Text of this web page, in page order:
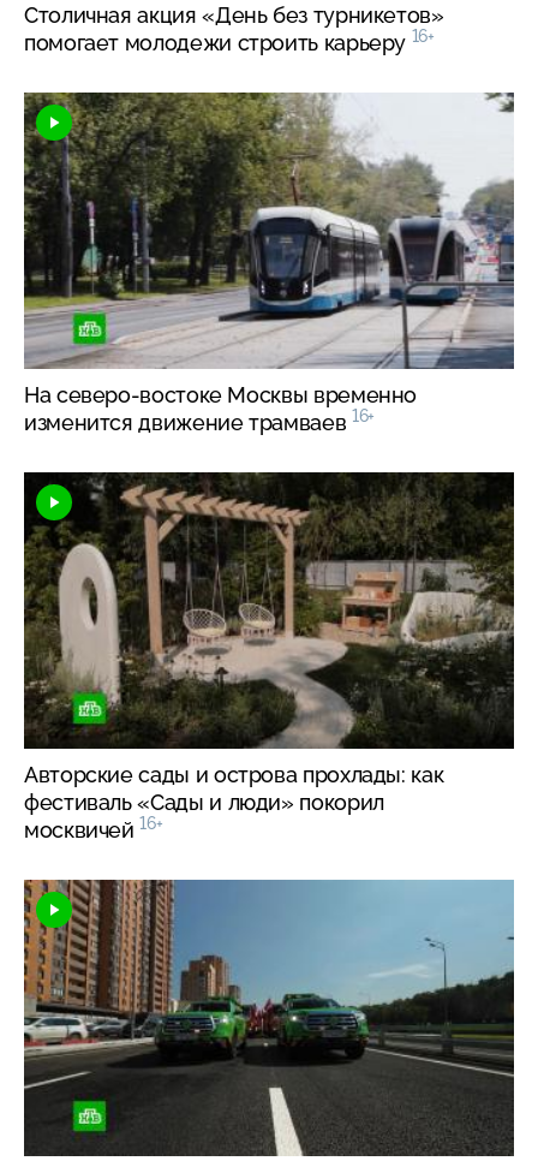
Столичная акция «День без турникетов»
помогает молодежи строить карьеру 16+
На северо-востокеМосквы временно
изменится движение трамваев 16+
Авторские сады и острова прохлады: как
фестиваль «Сады и люди» покорил
москвичей 16+